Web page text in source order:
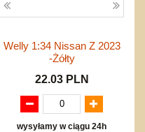
Welly 1:34 Nissan Z 2023
-Żółty
22.03 PLN
wysyłamy w ciągu 24h